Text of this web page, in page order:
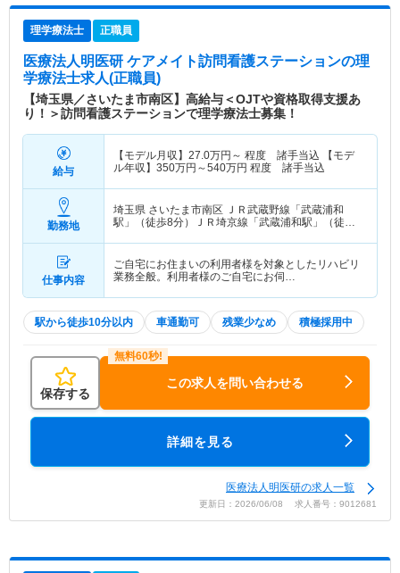
理学療法士 正職員
医療法人明医研 ケアメイト訪問看護ステーションの理
学療法士求人(正職員)
【埼玉県／さいたま市南区】高給与＜OJTや資格取得支援あ
り！＞訪問看護ステーションで理学療法士募集！
給与
【モデル月収】 27.0万円～ 程度 諸手当込 【モデ
ル年収】 350万円～540万円 程度 諸手当込
勤務地
埼玉県 さいたま市南区 ＪＲ武蔵野線「武蔵浦和
駅」（徒歩8分）ＪＲ埼京線「武蔵浦和駅」（徒歩8
仕事内容
ご自宅にお住まいの利用者様を対象としたリハビリ
業務全般。利用者様のご自宅にお伺…
駅から徒歩10分以内 車通勤可 残業少なめ 積極採用中
保存する
この求人を問い合わせる
詳細を見る
医療法人明医研の求人一覧
更新日：2026/06/08 求人番号：9012681